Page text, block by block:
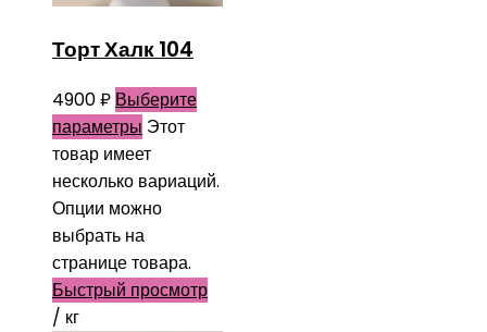
Торт Халк 104
4900₽ Выберите
параметры Этот
товар имеет
несколько вариаций.
Опции можно
выбрать на
странице товара.
Быстрый просмотр
/ кг